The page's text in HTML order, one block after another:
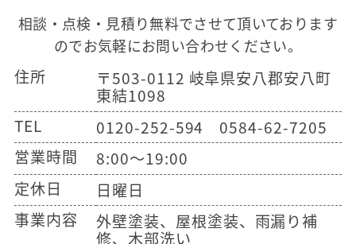
相談・点検・見積り無料でさせて頂いております
のでお気軽にお問い合わせください。
住所 〒503-0112 岐阜県安八郡安八町
東結1098
TEL
0120-252-594 0584-62-7205
営業時間
8:00～19:00
定休日
日曜日
事業内容
外壁塗装、屋根塗装、雨漏り補
修、木部洗い